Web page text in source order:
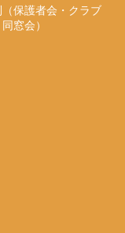
保護者会・クラブ
窓会）